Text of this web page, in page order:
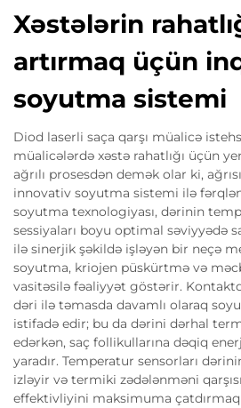
Xəstələrin
artırmaq üçün
soyutma sistemi
Diod laserli saça qarşı müalicə
müalicələrdə xəstə rahatlığı üçün
ağrılı prosesdən demək olar ki,
innovativ soyutma sistemi ilə
soyutma texnologiyası, dərinin
sessiyaları boyu optimal səviyyədə
ilə sinerjik şəkildə işləyən bir neçə
soyutma, kriojen püskürtmə və
vasitəsilə fəaliyyət göstərir.
dəri ilə təmasda davamlı olaraq
istifadə edir; bu da dərini dərhal
edərkən, saç follikullarına dəqiq
yaradır. Temperatur sensorları
izləyir və termiki zədələnməni
effektivliyini maksimuma